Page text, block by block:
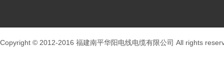
Copyright © 2012-2016 福建南平华阳电线电缆有限公司 All rights